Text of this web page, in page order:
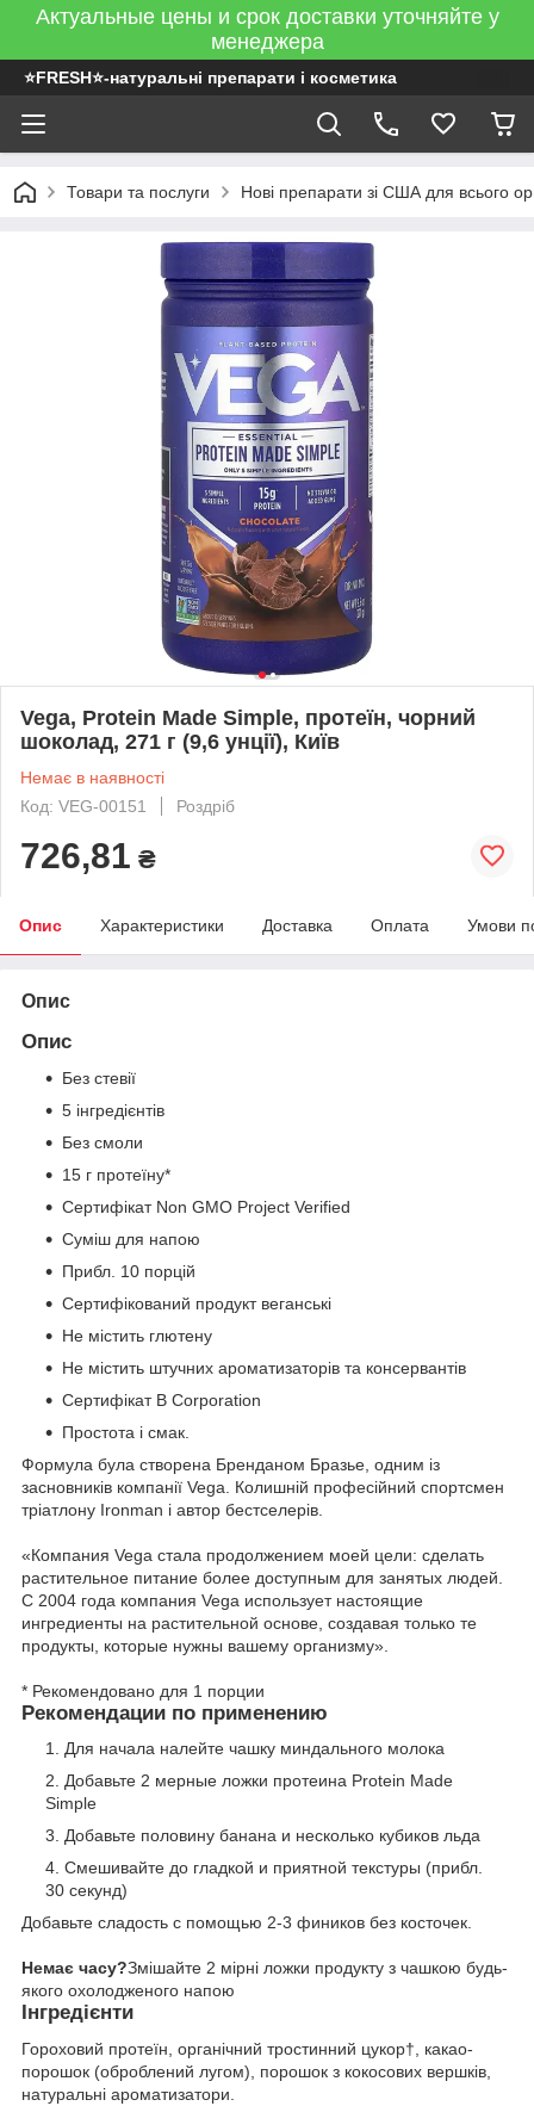
Актуальные цены и срок доставки уточняйте у
менеджера
⭐FRESH⭐-натуральні препарати і косметика
Товари та послуги Нові препарати зі США для всього
Vega, Protein Made Simple, протеїн, чорний
шоколад, 271 г (9,6 унції), Київ
Немає в наявності
Код: VEG-00151
Роздріб
726,81 ₴
Опис Характеристики Доставка Оплата Умови
Опис
Опис
Без стевії
5 інгредієнтів
Без смоли
15 г протеїну*
Сертифікат Non GMO Project Verified
Суміш для напою
Прибл. 10 порцій
Сертифікований продукт веганські
Не містить глютену
Не містить штучних ароматизаторів та консервантів
Сертифікат B Corporation
Простота і смак.
Формула була створена Бренданом Бразье, одним із
засновників компанії Vega. Колишній професійний спортсмен
тріатлону Ironman і автор бестселерів.
«Компания Vega стала продолжением моей цели: сделать
растительное питание более доступным для занятых людей.
С 2004 года компания Vega использует настоящие
ингредиенты на растительной основе, создавая только те
продукты, которые нужны вашему организму».
* Рекомендовано для 1 порции
Рекомендации по применению
Для начала налейте чашку миндального молока
Добавьте 2 мерные ложки протеина Protein Made
Simple
Добавьте половину банана и несколько кубиков льда
Смешивайте до гладкой и приятной текстуры (прибл.
30 секунд)
Добавьте сладость с помощью 2-3 фиников без косточек.
Немає часу?Змішайте 2 мірні ложки продукту з чашкою будь-
якого охолодженого напою
Інгредієнти
Гороховий протеїн, органічний тростинний цукор†, какао-
порошок (оброблений лугом), порошок з кокосових вершків,
натуральні ароматизатори.